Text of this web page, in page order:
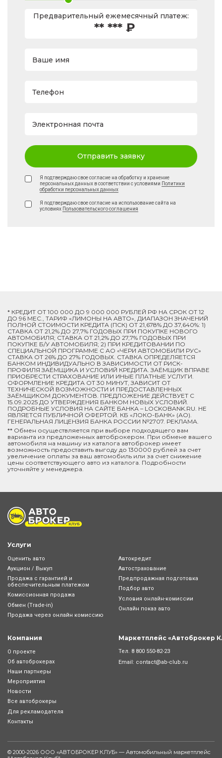
Предварительный ежемесячный платеж:
** *** ₽
Ваше имя
Телефон
Электронная почта
Отправить заявку
Я подтверждаю свое согласие на обработку и хранение
персональных данных в соответствии с условиями
Политики
обработки персональных данных
Я подтверждаю свое согласие на использование сайта на
условиях
Пользовательского соглашения
* КРЕДИТ ОТ 100 000 ДО 9 000 000 РУБЛЕЙ РФ НА СРОК ОТ 12
ДО 96 МЕС., ТАРИФ «ЛИМОНЫ НА АВТО», ДИАПАЗОН ЗНАЧЕНИЙ
ПОЛНОЙ СТОИМОСТИ КРЕДИТА (ПСК) ОТ 21,678% ДО 37,640%: 1)
СТАВКА ОТ 21,2% ДО 27,7% ГОДОВЫХ ПРИ ПОКУПКЕ НОВОГО
АВТОМОБИЛЯ; СТАВКА ОТ 21,2% ДО 27,7% ГОДОВЫХ ПРИ
ПОКУПКЕ Б/У АВТОМОБИЛЯ; 2) ПРИ КРЕДИТОВАНИИ ПО
СПЕЦИАЛЬНОЙ ПРОГРАММЕ C АО «ЧЕРИ АВТОМОБИЛИ РУС»
СТАВКА ОТ 26% ДО 27% ГОДОВЫХ. СТАВКА ОПРЕДЕЛЯЕТСЯ
БАНКОМ ИНДИВИДУАЛЬНО В ЗАВИСИМОСТИ ОТ РИСК-
ПРОФИЛЯ ЗАЁМЩИКА И УСЛОВИЙ КРЕДИТА. ЗАЁМЩИК ВПРАВЕ
ПРИОБРЕСТИ СТРАХОВАНИЕ ИЛИ ИНЫЕ ПЛАТНЫЕ УСЛУГИ.
ОФОРМЛЕНИЕ КРЕДИТА ОТ 30 МИНУТ, ЗАВИСИТ ОТ
ТЕХНИЧЕСКОЙ ВОЗМОЖНОСТИ И ПРЕДОСТАВЛЕННЫХ
ЗАЁМЩИКОМ ДОКУМЕНТОВ. ПРЕДЛОЖЕНИЕ ДЕЙСТВУЕТ С
15.09.2025 ДО УТВЕРЖДЕНИЯ БАНКОМ НОВЫХ УСЛОВИЙ.
ПОДРОБНЫЕ УСЛОВИЯ НА САЙТЕ БАНКА – LOCKOBANK.RU. НЕ
ЯВЛЯЕТСЯ ПУБЛИЧНОЙ ОФЕРТОЙ. КБ «ЛОКО-БАНК» (АО).
ГЕНЕРАЛЬНАЯ ЛИЦЕНЗИЯ БАНКА РОССИИ №2707. РЕКЛАМА.
** Обмен осуществляется при выборе подходящего вам
варианта из предложенных автоброкером. При обмене вашего
автомобиля на машину из каталога автоброкер имеет
возможность предоставить выгоду до 130000 рублей за счет
увеличение оплаты за ваш автомобиль или за счет снижение
цены соответствующего авто из каталога. Подробности
уточняйте у менеджера.
Услуги
Оценить авто
Аукцион / Выкуп
Продажа с гарантией и
обеспечительным платежом
Комиссионная продажа
Обмен (Trade-in)
Продажа через онлайн комиссию
Автокредит
Автострахование
Предпродажная подготовка
Подбор авто
Условия онлайн-комиcсии
Онлайн показ авто
Компания
О проекте
Об автоброкерах
Наши партнеры
Мероприятия
Новости
Все автоброкеры
Для рекламодателя
Контакты
Маркетплейс «Автоброкер
Тел. 8 800 550-82-23
Email: contact@ab-club.ru
© 2000-2026 ООО «АВТОБРОКЕР КЛУБ» — Автомобильный маркетплейс